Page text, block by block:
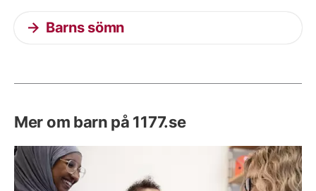
Barns sömn
Mer om barn på 1177.se